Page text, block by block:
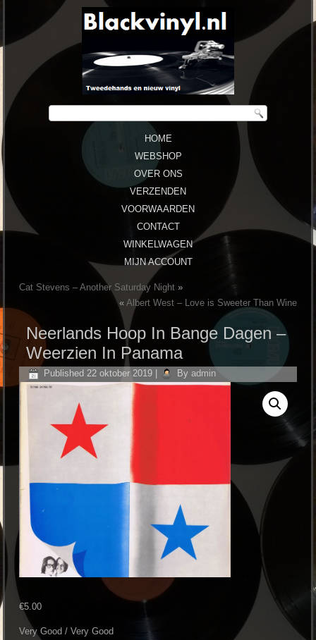
HOME
WEBSHOP
OVER ONS
VERZENDEN
VOORWAARDEN
CONTACT
WINKELWAGEN
MIJN ACCOUNT
Cat Stevens ‎– Another Saturday Night »
« Albert West – Love is Sweeter Than Wine
Neerlands Hoop In Bange Dagen ‎–
Weerzien In Panama
Published 22 oktober 2019 By admin
€5.00
Very Good / Very Good